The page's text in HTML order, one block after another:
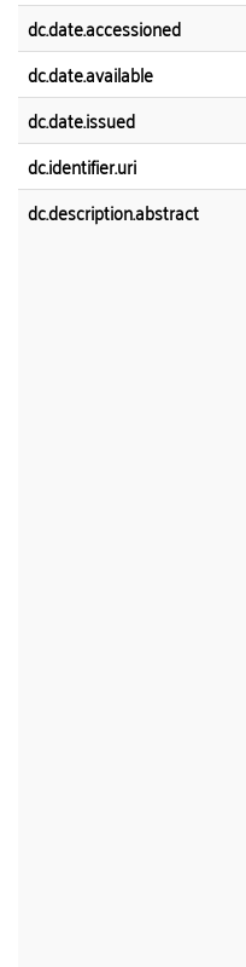
dc.date.accessioned
dc.date.available
dc.date.issued
dc.identifier.uri
dc.description.abstract